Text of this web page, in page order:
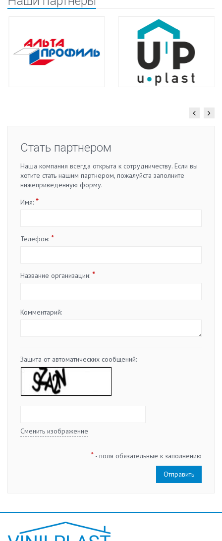
Стать партнером
Наша компания всегда открыта к сотрудничеству. Если вы
хотите стать нашим партнером, пожалуйста заполните
нижеприведенную форму.
Имя: *
Телефон: *
Название организации: *
Комментарий:
Защита от автоматических сообщений:
Сменить изображение
* - поля обязательные к заполнению